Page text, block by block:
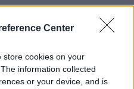
Center
store cookies on your
information collected
or your device, and is
dentro de
The